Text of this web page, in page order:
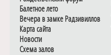
Балетное лето
Вечера в замке Радзивиллов
Карта сайта
Новости
Схема залов